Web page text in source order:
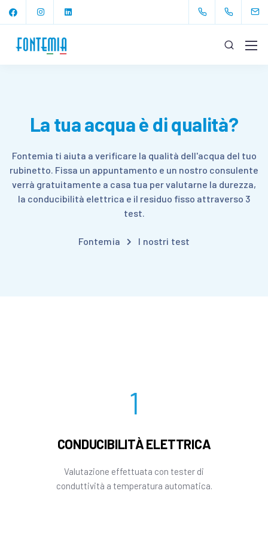
La tua acqua è di qualità?
Fontemia ti aiuta a verificare la qualità dell'acqua del tuo
rubinetto. Fissa un appuntamento e un nostro consulente
verrà gratuitamente a casa tua per valutarne la durezza,
la conducibilità elettrica e il residuo fisso attraverso 3
test.
Fontemia I nostri test
1
CONDUCIBILITÀ ELETTRICA
Valutazione effettuata con tester di
conduttività a temperatura automatica.